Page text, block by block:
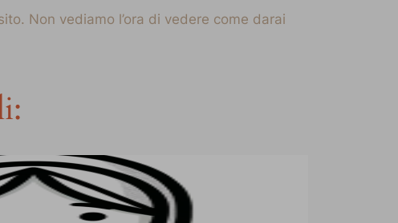
Non vediamo l’ora di vedere come darai